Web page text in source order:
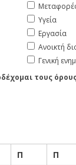
Υγεία
Εργασία
Ανοικτή
Γενική
τους
Π Π